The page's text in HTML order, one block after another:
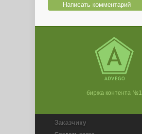
Написать комментарий
биржа контента №1
Заказчику